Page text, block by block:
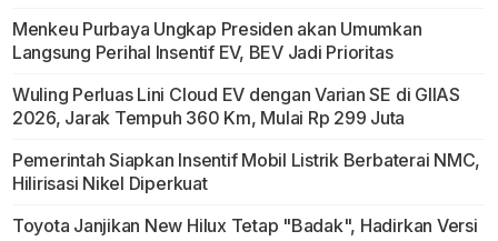
Menkeu Purbaya Ungkap Presiden akan Umumkan
Langsung Perihal Insentif EV, BEV Jadi Prioritas
Wuling Perluas Lini Cloud EV dengan Varian SE di GIIAS
2026, Jarak Tempuh 360 Km, Mulai Rp 299 Juta
Pemerintah Siapkan Insentif Mobil Listrik Berbaterai NMC,
Hilirisasi Nikel Diperkuat
Toyota Janjikan New Hilux Tetap "Badak", Hadirkan Versi